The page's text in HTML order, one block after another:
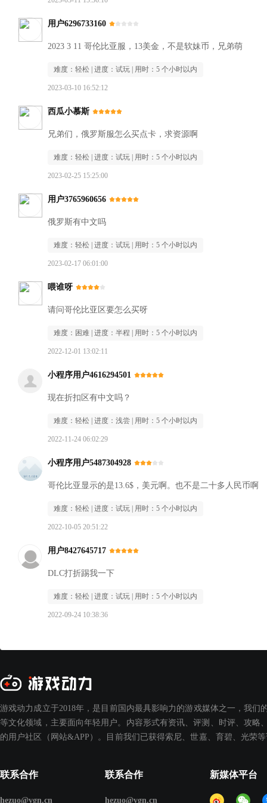
用户6296733160
2023 3 11 哥伦比亚服，13美金，不是软妹币，兄弟萌
难度： 轻松 | 进度： 试玩 | 用时： 5 个小时以内
2023-03-10 16:52:12
西瓜小慕斯
兄弟们，俄罗斯服怎么买点卡，求资源啊
难度： 轻松 | 进度： 试玩 | 用时： 5 个小时以内
2023-02-25 15:25:00
用户3765960656
俄罗斯有中文吗
难度： 轻松 | 进度： 试玩 | 用时： 5 个小时以内
2023-02-17 06:01:00
喂谁呀
请问哥伦比亚区要怎么买呀
难度： 困难 | 进度： 半程 | 用时： 5 个小时以内
2022-12-01 13:02:11
小程序用户4616294501
现在折扣区有中文吗？
难度： 轻松 | 进度： 浅尝 | 用时： 5 个小时以内
2022-11-24 06:02:29
小程序用户5487304928
哥伦比亚显示的是13.6$，美元啊。也不是二十多人民币啊
难度： 轻松 | 进度： 试玩 | 用时： 5 个小时以内
2022-10-05 20:51:22
用户8427645717
DLC打折踢我一下
难度： 轻松 | 进度： 试玩 | 用时： 5 个小时以内
2022-09-24 10:38:36
游戏动力成立于2018年，是目前国内最具影响力的游戏媒体之一，我们
等文化领域，主要面向年轻用户。内容形式有资讯、评测、时评、攻
的用户社区（网站&APP）。目前我们已获得索尼、世嘉、育碧、光荣
联系合作
hezuo@vgn.cn
联系合作
hezuo@vgn.cn
新媒体平台